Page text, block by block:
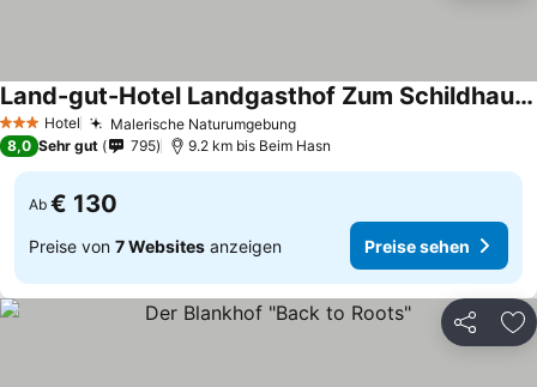
3 SterneHotel Malerische Naturumgebung
Land-gut-Hotel Landgasthof Zum Schildhauer
8,0 Sehr gut 795 9.2 km bis Beim Hasn
Ab € 130
Preise von 7 Websites anzeigen Preise sehen
Teilen